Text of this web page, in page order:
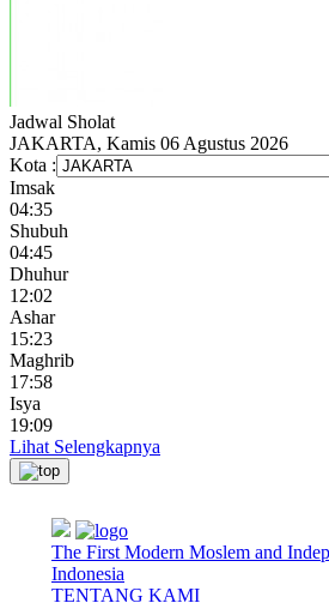
Jadwal Sholat
JAKARTA, Kamis 06 Agustus 2026
Kota :
Imsak
04:35
Shubuh
04:45
Dhuhur
12:02
Ashar
15:23
Maghrib
17:58
Isya
19:09
Lihat Selengkapnya
The First Modern Moslem and
Indonesia
TENTANG KAMI